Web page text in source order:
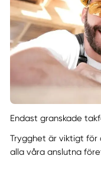
Endast granskade
Trygghet är viktigt för
alla våra anslutna